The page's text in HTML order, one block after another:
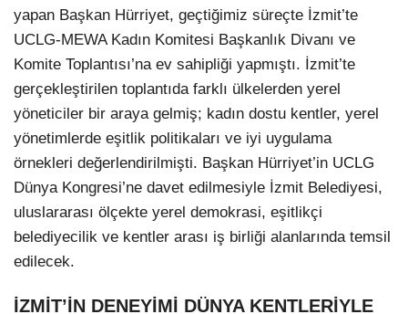
yapan Başkan Hürriyet, geçtiğimiz süreçte İzmit’te
UCLG-MEWA Kadın Komitesi Başkanlık Divanı ve
Komite Toplantısı’na ev sahipliği yapmıştı. İzmit’te
gerçekleştirilen toplantıda farklı ülkelerden yerel
yöneticiler bir araya gelmiş; kadın dostu kentler, yerel
yönetimlerde eşitlik politikaları ve iyi uygulama
örnekleri değerlendirilmişti. Başkan Hürriyet’in UCLG
Dünya Kongresi’ne davet edilmesiyle İzmit Belediyesi,
uluslararası ölçekte yerel demokrasi, eşitlikçi
belediyecilik ve kentler arası iş birliği alanlarında temsil
edilecek.
İZMİT’İN DENEYİMİ DÜNYA KENTLERİYLE